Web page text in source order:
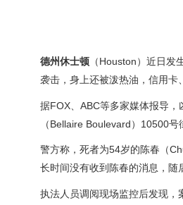
德州休士顿 （Houston）近日发
袭击，身上还被泼热油，信用卡
据FOX、ABC等多家媒体报导
（Bellaire Boulevard）10500
警方称，死者为54岁的陈春（
长时间没有收到陈春的消息，随
执法人员调阅现场监控后发现，